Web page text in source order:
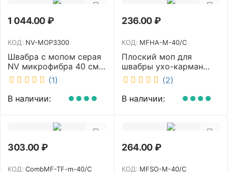
1 044.00₽
КОД: NV-MOP3300
Швабра с мопом серая
NV микрофибра 40 см
NV-MOP3300
(1)
В наличии:
236.00₽
КОД: MFHA-M-40/C
Плоский моп для
швабры ухо-карман
белый 40 см NV MFHA-
M-40/C
(2)
В наличии:
303.00₽
КОД: CombMF-TF-m-40/C
264.00₽
КОД: MFSO-M-40/C